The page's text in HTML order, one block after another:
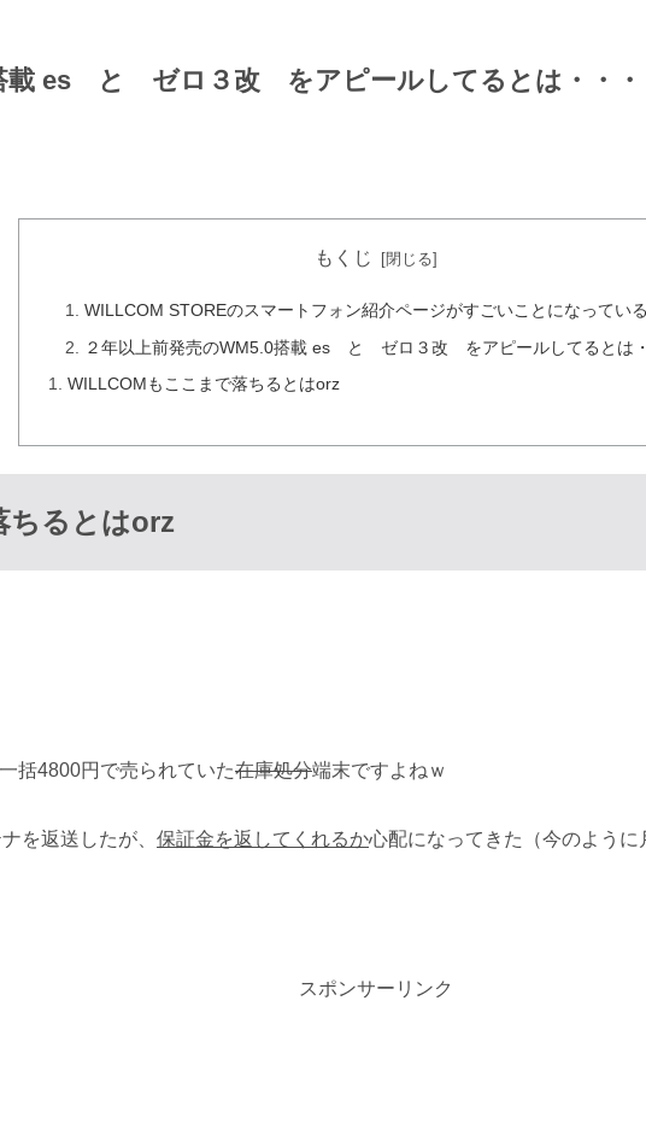
載 es と ゼロ３改 をアピールしてるとは・・・
もくじ
WILLCOM STOREのスマートフォン紹介ページがすごいことになってい
２年以上前発売のWM5.0搭載 es と ゼロ３改 をアピールしてるとは
WILLCOMもここまで落ちるとはorz
ちるとはorz
括4800円で売られていた在庫処分端末ですよねｗ
を返送したが、 保証金を返してくれるか心配になってきた（今のよう
スポンサーリンク